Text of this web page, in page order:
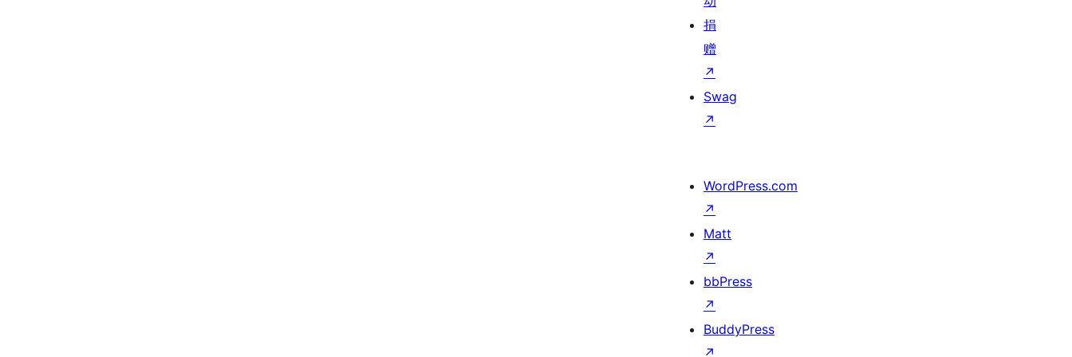
捐
赠
↗
Swag
↗
WordPress.com
↗
Matt
↗
bbPress
↗
BuddyPress
↗